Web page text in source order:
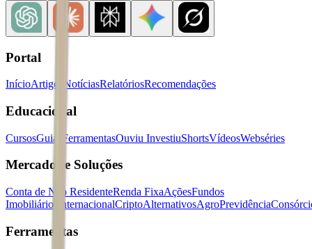
Portal
InícioArtigos NotíciasRelatóriosRecomendações
Educacional
CursosGuias FerramentasOuviu InvestiuShortsVídeosWebséries
Mercados e Soluções
Conta de Não ResidenteRenda FixaAçõesFundos
Imobiliários
InternacionalCriptoAlternativosAgroPrevidência
Ferramentas